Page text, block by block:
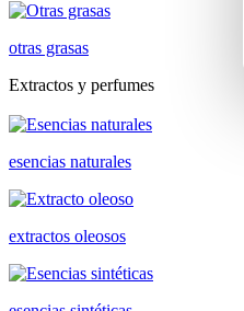
otras grasas
Extractos y perfumes
esencias naturales
extractos oleosos